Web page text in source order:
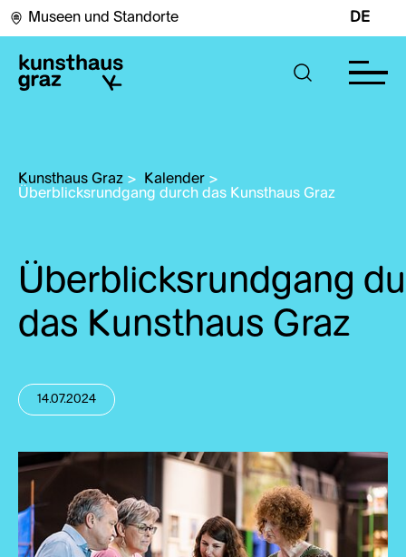
Museen und Standorte DE
Kunsthaus Graz > Kalender >
Überblicksrundgang durch das Kunsthaus Graz
Überblicksrundgang
das Kunsthaus Graz
14.07.2024